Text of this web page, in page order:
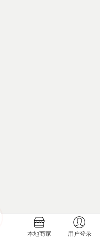
本地商家 用户登录